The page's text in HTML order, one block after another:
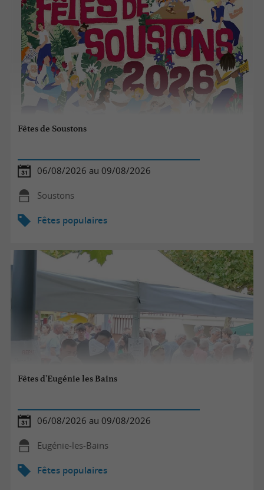
Fêtes de Soustons
06/08/2026 au 09/08/2026
Soustons
Fêtes populaires
Fêtes d'Eugénie les Bains
06/08/2026 au 09/08/2026
Eugénie-les-Bains
Fêtes populaires